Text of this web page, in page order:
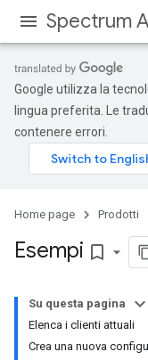
Spectrum
Google utilizza la
lingua preferita. Le
contenere errori.
Home page Prodotti
Esempi bookmark_border
Su questa pagina
Elenca i clienti attuali
Crea una nuova